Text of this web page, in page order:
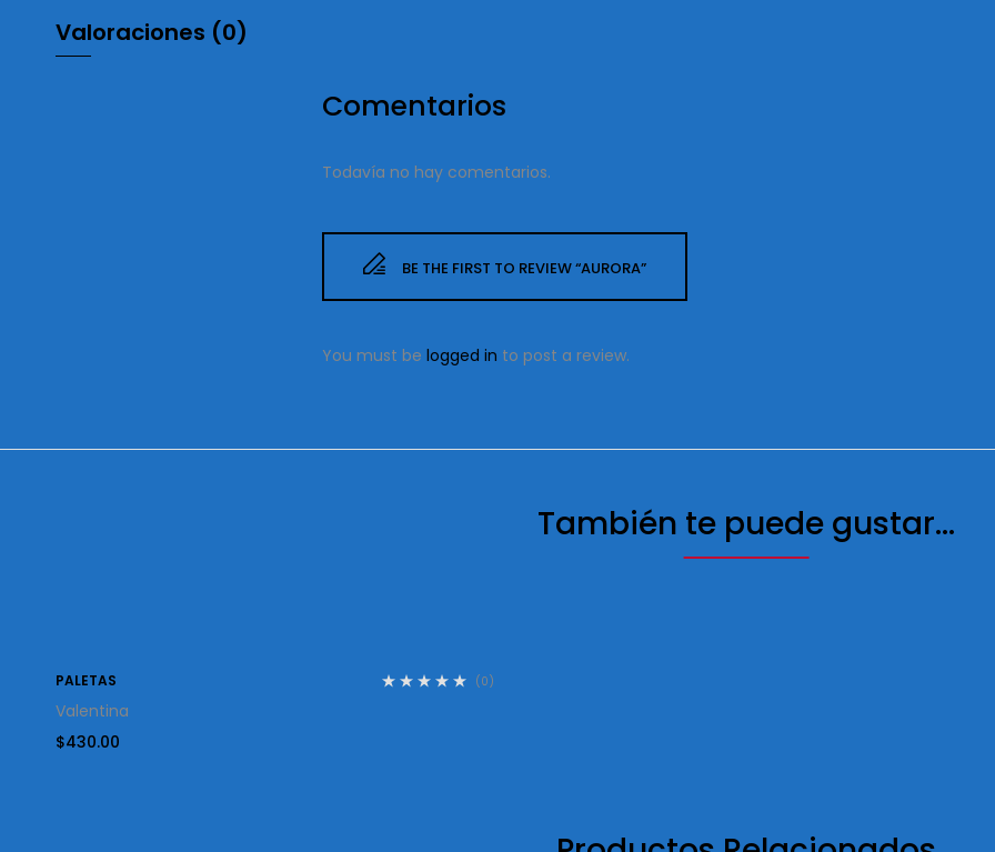
Valoraciones (0)
Comentarios
Todavía no hay comentarios.
BE THE FIRST TO REVIEW “AURORA”
You must be logged in to post a review.
También te puede gustar...
PALETAS (0)
Valentina
$430.00